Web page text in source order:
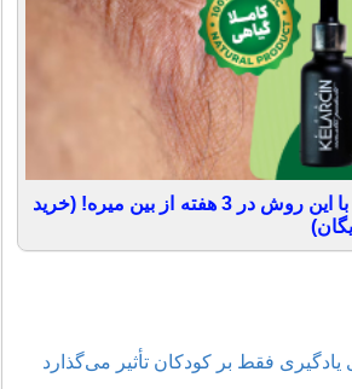
جای هر زخم و بخیه با این روش در 3 هفته از بین میره! (خرید